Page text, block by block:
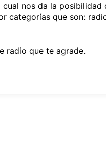
nos da la posibilidad
categorías que son:
radio que te agrade.